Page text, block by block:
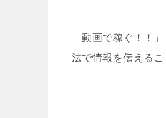
「動画で稼ぐ！！
法で情報を伝えるこ